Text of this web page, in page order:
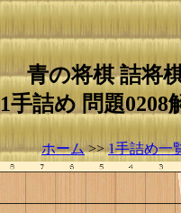
青の将棋 詰将
1手詰め 問題0208
ホーム>>1手詰め一